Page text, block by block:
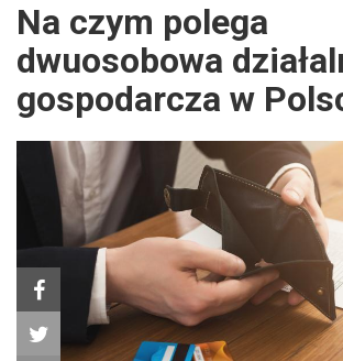
Na czym polega
dwuosobowa
gospodarcza w